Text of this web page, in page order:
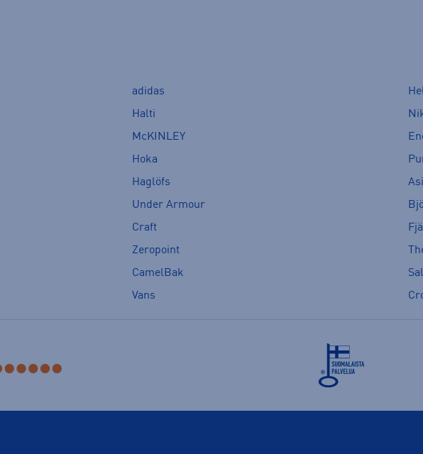
adidas
Halti
McKINLEY
Hoka
Haglöfs
Under Armour
Craft
Zeropoint
CamelBak
Vans